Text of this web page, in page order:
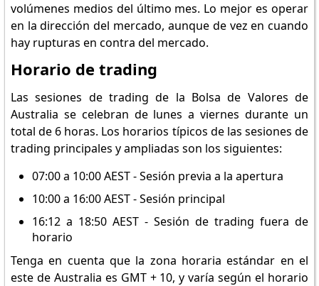
volúmenes medios del último mes. Lo mejor es operar
en la dirección del mercado, aunque de vez en cuando
hay rupturas en contra del mercado.
Horario de trading
Las sesiones de trading de la Bolsa de Valores de
Australia se celebran de lunes a viernes durante un
total de 6 horas. Los horarios típicos de las sesiones de
trading principales y ampliadas son los siguientes:
07:00 a 10:00 AEST - Sesión previa a la apertura
10:00 a 16:00 AEST - Sesión principal
16:12 a 18:50 AEST - Sesión de trading fuera de
horario
Tenga en cuenta que la zona horaria estándar en el
este de Australia es GMT + 10, y varía según el horario